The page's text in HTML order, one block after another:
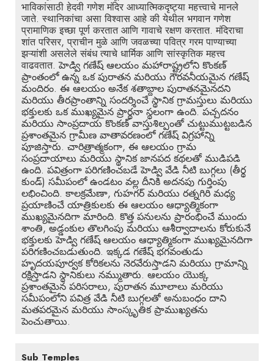
भाविकांसाठी हेदवी गणेश मंदिर आध्यात्मिकदृष्ट्या महत्त्वाचे मानले
जाते. स्थानिकांचा असा विश्वास आहे की येथील भगवान गणेश
प्रामाणिक इच्छा पूर्ण करतात आणि गावाचे रक्षण करतात. मंदिराचा
शांत परिसर, प्राचीन मुळे आणि जवळच्या पवित्र गरम पाण्याच्या
झऱ्यांशी असलेले संबंध त्याचे धार्मिक आणि सांस्कृतिक महत्त्व
वाढवतात. హెడ్వి గణేష్ ఆలయం మహారాష్ట్రలోని కొంకణ్
ప్రాంతంలో ఉన్న ఒక పురాతన మరియు గౌరవనీయమైన గణేష్
మందిరం. ఈ ఆలయం అనేక శతాబ్దాల పురాతనమైనదని
మరియు తీరప్రాంతాన్ని సందర్శించే స్థానిక గ్రామస్తులు మరియు
భక్తులకు ఒక ముఖ్యమైన ప్రార్థనా స్థలంగా ఉంది. పచ్చదనం
మరియు సాంప్రదాయ కొంకణ్ వాస్తుశిల్పంతో చుట్టుముట్టబడిన
ప్రశాంతమైన గ్రామీణ వాతావరణంలో గణేష్ విగ్రహాన్ని
పూజిస్తారు. చారిత్రాత్మకంగా, ఈ ఆలయం గ్రామ
సంప్రదాయాలు మరియు స్థానిక జానపద కథలతో ముడిపడి
ఉంది. పవిత్రంగా పరిగణించబడే హెడ్వి వేడి నీటి బుగ్గలు (తీర్థ
కుండ్) సమీపంలో ఉండటం వల్ల దీనికి అదనపు గుర్తింపు
లభించింది. కాలక్రమేణా, గుహగర్ మరియు రత్నగిరి మధ్య
ప్రయాణించే యాత్రికులకు ఈ ఆలయం ఆధ్యాత్మికంగా
ముఖ్యమైనదిగా మారింది. కొత్త పనులను ప్రారంభించే ముందు
శాంతి, అడ్డంకుల తొలగింపు మరియు ఆశీర్వాదాలను కోరుకునే
భక్తులకు హెడ్వి గణేష్ ఆలయం ఆధ్యాత్మికంగా ముఖ్యమైనదిగా
పరిగణించబడుతుంది. ఇక్కడ గణేష్ భగవంతుడు
హృదయపూర్వక కోరికలను నెరవేరుస్తాడని మరియు గ్రామాన్ని
రక్షిస్తాడని స్థానికులు నమ్ముతారు. ఆలయం యొక్క
ప్రశాంతమైన పరిసరాలు, పురాతన మూలాలు మరియు
సమీపంలోని పవిత్ర వేడి నీటి బుగ్గలతో అనుబంధం దాని
మతపరమైన మరియు సాంస్కృతిక ప్రాముఖ్యతను
పెంచుతాయి.
Sub Temples